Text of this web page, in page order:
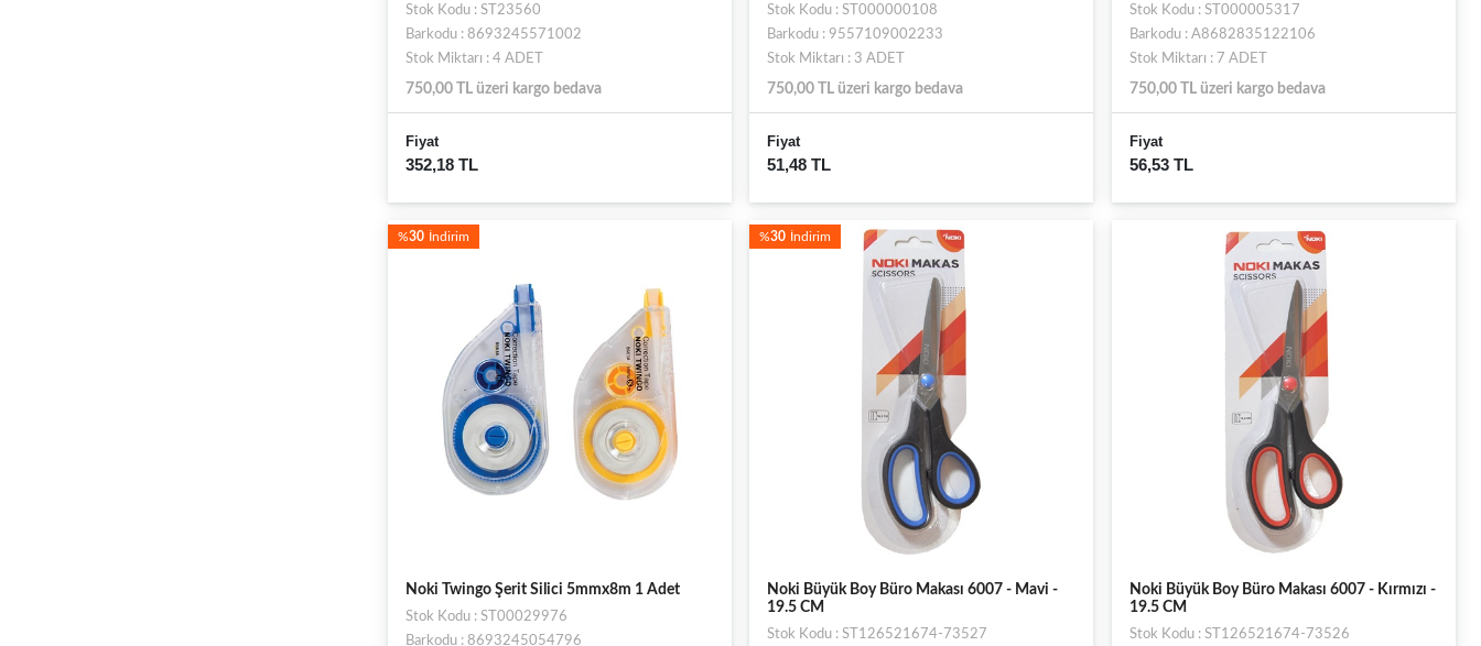
Stok Kodu : ST23560
Barkodu : 8693245571002
Stok Miktarı : 4 ADET
750,00 TL üzeri kargo bedava
Fiyat
352,18 TL
Stok Kodu : ST000000108
Barkodu : 9557109002233
Stok Miktarı : 3 ADET
750,00 TL üzeri kargo bedava
Fiyat
51,48 TL
Stok Kodu : ST000005317
Barkodu : A8682835122106
Stok Miktarı : 7 ADET
750,00 TL üzeri kargo bedava
Fiyat
56,53 TL
%30 İndirim
Noki Twingo Şerit Silici 5mmx8m 1 Adet
Stok Kodu : ST00029976
Barkodu : 8693245054796
%30 İndirim
Noki Büyük Boy Büro Makası 6007 - Mavi -
19.5 CM
Stok Kodu : ST126521674-73527
Noki Büyük Boy Büro Makası 6007 - Kırmızı -
19.5 CM
Stok Kodu : ST126521674-73526